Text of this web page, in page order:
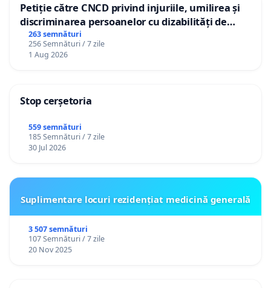
Petiție către CNCD privind injuriile, umilirea și
discriminarea persoanelor cu dizabilități de
către utilizatorul TikTok „Gorici”
263 semnături
256 Semnături / 7 zile
1 Aug 2026
Stop cerșetoria
559 semnături
185 Semnături / 7 zile
30 Jul 2026
Suplimentare locuri rezidențiat medicină generală
3 507 semnături
107 Semnături / 7 zile
20 Nov 2025